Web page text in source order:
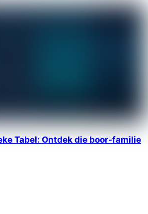
Tabel: Ontdek die boor-familie